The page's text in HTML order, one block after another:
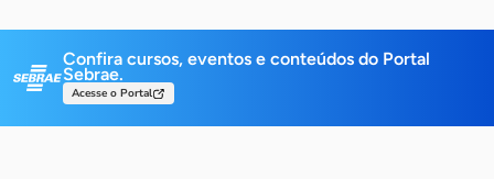
Confira cursos, eventos e conteúdos do Portal
Sebrae.
Acesse o Portal